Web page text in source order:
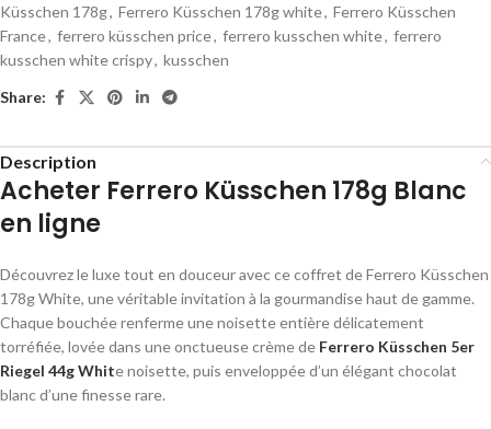
Küsschen 178g, Ferrero Küsschen 178g white, Ferrero Küsschen
France, ferrero küsschen price, ferrero kusschen white, ferrero
kusschen white crispy, kusschen
Share:
Description
Acheter Ferrero Küsschen 178g Blanc
en ligne
Découvrez le luxe tout en douceur avec ce coffret de Ferrero Küsschen
178g White, une véritable invitation à la gourmandise haut de gamme.
Chaque bouchée renferme une noisette entière délicatement
torréfiée, lovée dans une onctueuse crème de Ferrero Küsschen 5er
Riegel 44g Whitenoisette, puis enveloppée d’un élégant chocolat
blanc d’une finesse rare.